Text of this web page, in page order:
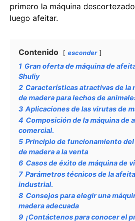
primero la máquina
luego afeitar.
Contenido esconder
1 Gran oferta de máquina de
Shuliy
2 Características atractivas de la
de madera para lechos de
3 Aplicaciones de las virutas de
4 Composición de la máquina de
comercial.
5 Principio de funcionamiento
de madera a la venta
6 Casos de éxito de máquina de
7 Parámetros técnicos de la
industrial.
8 Consejos para elegir una
madera adecuada
9 ¡Contáctenos para conocer el